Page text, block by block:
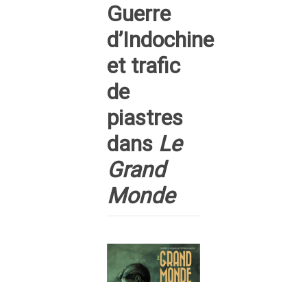
Guerre
d’Indochine
et trafic
de
piastres
dans Le
Grand
Monde